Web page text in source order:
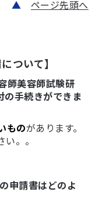
▲ ページ先頭へ
ついて】
師美容師試験研
の手続きができま
ものがあります。
。。
申請書はどのよ